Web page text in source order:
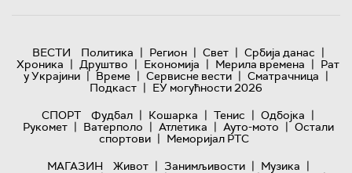
ВЕСТИ Политика | Регион | Свет | Србија данас |
Хроника | Друштво | Економија | Мерила времена | Рат
у Украјини | Време | Сервисне вести | Сматрачница |
Подкаст | ЕУ могућности 2026
СПОРТ
Фудбал | Кошарка | Тенис | Одбојка |
Рукомет | Ватерполо | Атлетика | Ауто-мото | Остали
спортови | Меморијал РТС
МАГАЗИН
Живот | Занимљивости | Музика |